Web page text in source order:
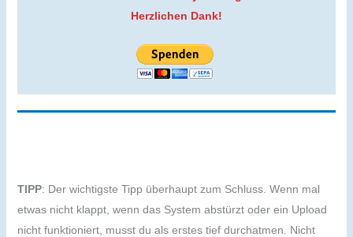
Herzlichen Dank!
TIPP: Der wichtigste Tipp überhaupt zum Schluss. Wenn mal
etwas nicht klappt, wenn das System abstürzt oder ein Upload
nicht funktioniert, musst du als erstes tief durchatmen. Nicht